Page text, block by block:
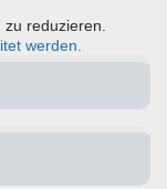
reduzieren.
werden.